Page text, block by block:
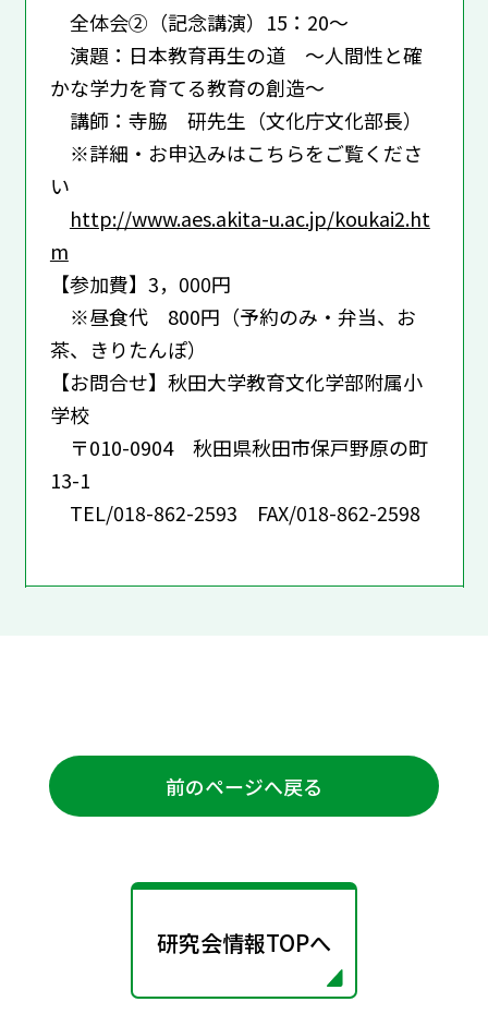
全体会②（記念講演）15：20～
演題：日本教育再生の道 ～人間性と確
かな学力を育てる教育の創造～
講師：寺脇 研先生（文化庁文化部長）
※詳細・お申込みはこちらをご覧くださ
い
http://www.aes.akita-u.ac.jp/koukai2.ht
m
【参加費】3，000円
※昼食代 800円（予約のみ・弁当、お
茶、きりたんぽ）
【お問合せ】秋田大学教育文化学部附属小
学校
〒010-0904 秋田県秋田市保戸野原の町
13-1
TEL/018-862-2593 FAX/018-862-2598
前のページへ戻る
研究会情報TOPへ